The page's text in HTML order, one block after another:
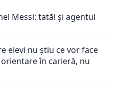
Messi: tatăl și agentul
elevi nu știu ce vor face
în carieră, nu